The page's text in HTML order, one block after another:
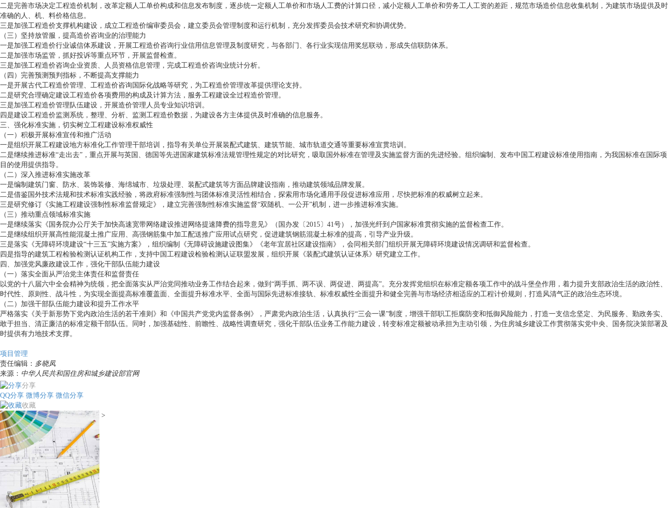
二是完善市场决定工程造价机制，改革定额人工单价构成和信息发布制度，逐步统一定额人工单价和市场人工费的计算口径，减小定额人工单价和劳务工人工资的差距，规范市场造价信息收集机制，为建筑市场提供及时
准确的人、机、料价格信息。
三是加强工程造价支撑机构建设，成立工程造价编审委员会，建立委员会管理制度和运行机制，充分发挥委员会技术研究和协调优势。
（三）坚持放管服，提高造价咨询业的治理能力
一是加强工程造价行业诚信体系建设，开展工程造价咨询行业信用信息管理及制度研究，与各部门、各行业实现信用奖惩联动，形成失信联防体系。
二是加强市场监管，抓好投诉等重点环节，开展监督检查。
三是加强工程造价咨询企业资质、人员资格信息管理，完成工程造价咨询业统计分析。
（四）完善预测预判指标，不断提高支撑能力
一是开展古代工程造价管理、工程造价咨询国际化战略等研究，为工程造价管理改革提供理论支持。
二是研究合理确定建设工程造价各项费用的构成及计算方法，服务工程建设全过程造价管理。
三是加强工程造价管理队伍建设，开展造价管理人员专业知识培训。
四是建设工程造价监测系统，整理、分析、监测工程造价数据，为建设各方主体提供及时准确的信息服务。
三、强化标准实施，切实树立工程建设标准权威性
（一）积极开展标准宣传和推广活动
一是组织开展工程建设地方标准化工作管理干部培训，指导有关单位开展装配式建筑、建筑节能、城市轨道交通等重要标准宣贯培训。
二是继续推进标准“走出去”，重点开展与英国、德国等先进国家建筑标准法规管理性规定的对比研究，吸取国外标准在管理及实施监督方面的先进经验。组织编制、发布中国工程建设标准使用指南，为我国标准在国际项
目的使用提供指导。
（二）深入推进标准实施改革
一是编制建筑门窗、防水、装饰装修、海绵城市、垃圾处理、装配式建筑等方面品牌建设指南，推动建筑领域品牌发展。
二是借鉴国外技术法规和技术标准实践经验，将政府标准强制性与团体标准灵活性相结合，探索用市场化通用手段促进标准应用，尽快把标准的权威树立起来。
三是研究修订《实施工程建设强制性标准监督规定》，建立完善强制性标准实施监督“双随机、一公开”机制，进一步推进标准实施。
（三）推动重点领域标准实施
一是继续落实《国务院办公厅关于加快高速宽带网络建设推进网络提速降费的指导意见》（国办发〔2015〕41号），加强光纤到户国家标准贯彻实施的监督检查工作。
二是继续组织开展高性能混凝土推广应用、高强钢筋集中加工配送推广应用试点研究，促进建筑钢筋混凝土标准的提高，引导产业升级。
三是落实《无障碍环境建设“十三五”实施方案》，组织编制《无障碍设施建设图集》《老年宜居社区建设指南》，会同相关部门组织开展无障碍环境建设情况调研和监督检查。
四是指导的建筑工程检验检测认证机构工作，支持中国工程建设检验检测认证联盟发展，组织开展《装配式建筑认证体系》研究建立工作。
四、加强党风廉政建设工作，强化干部队伍能力建设
（一）落实全面从严治党主体责任和监督责任
以党的十八届六中全会精神为统领，把全面落实从严治党同推动业务工作结合起来，做到“两手抓、两不误、两促进、两提高”。充分发挥党组织在标准定额各项工作中的战斗堡垒作用，着力提升支部政治生活的政治性、
时代性、原则性、战斗性，为实现全面提高标准覆盖面、全面提升标准水平、全面与国际先进标准接轨、标准权威性全面提升和健全完善与市场经济相适应的工程计价规则，打造风清气正的政治生态环境。
（二）加强干部队伍能力建设和提升工作水平
严格落实《关于新形势下党内政治生活的若干准则》和《中国共产党党内监督条例》，严肃党内政治生活，认真执行“三会一课”制度，增强干部职工拒腐防变和抵御风险能力，打造一支信念坚定、为民服务、勤政务实、
敢于担当、清正廉洁的标准定额干部队伍。同时，加强基础性、前瞻性、战略性调查研究，强化干部队伍业务工作能力建设，转变标准定额被动承担为主动引领，为住房城乡建设工作贯彻落实党中央、国务院决策部署及
时提供有力地技术支撑。
项目管理
责任编辑： 多晓凤
来源： 中华人民共和国住房和城乡建设部官网
分享
QQ分享 微博分享 微信分享
收藏
>